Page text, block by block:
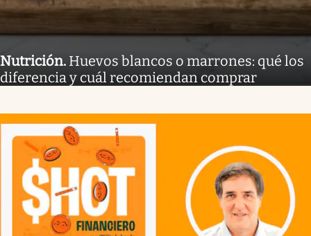
Nutrición. Huevos blancos o marrones: qué los
diferencia y cuál recomiendan comprar